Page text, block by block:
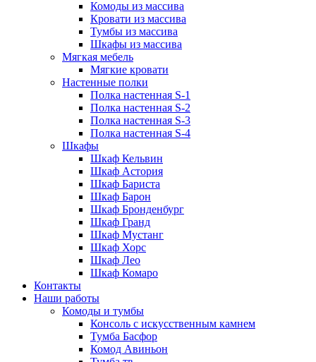
Комоды из массива
Кровати из массива
Тумбы из массива
Шкафы из массива
Мягкая мебель
Мягкие кровати
Настенные полки
Полка настенная S-1
Полка настенная S-2
Полка настенная S-3
Полка настенная S-4
Шкафы
Шкаф Кельвин
Шкаф Астория
Шкаф Бариста
Шкаф Барон
Шкаф Бронденбург
Шкаф Гранд
Шкаф Мустанг
Шкаф Хорс
Шкаф Лео
Шкаф Комаро
Контакты
Наши работы
Комоды и тумбы
Консоль с искусственным камнем
Тумба Басфор
Комод Авиньон